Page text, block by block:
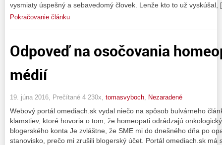
vysmiaty úspešný a sebavedomý človek. Lenže kto to už
Pokračovanie článku
Odpoveď na osočovania
médií
19. júna 2016, Prečítané 4 230x, tomasvyboch Nezaradené
Webový portál omediach.sk vydal niečo na spôsob bulvárneho
klamstiev, ktoré hovoria o tom, že homeopati odrádzajú
blogerského konta Je zvláštne, že SME mi do dnešného dňa po
stanovisko, prečo mi zrušili blogerský účet. Portál omediach.sk